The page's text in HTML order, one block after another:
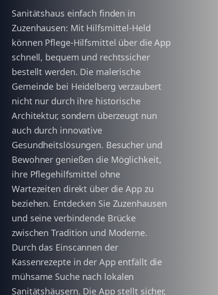
Sanitätshaus einfach finden in
Zuzenhausen: Mit Hilfsmittel-Held
können Pflege-Hilfsmittel über die App
schnell, bequem und rechtssicher
bestellt werden. Die malerische
Gemeinde bei Heidelberg verzaubert
nicht nur durch ihre historische
Architektur, sondern überzeugt nun
auch durch innovative
Gesundheitslösungen. Besucher und
Bewohner genießen die Möglichkeit,
ihre Pflegehilfsmittel ohne
Wartezeiten direkt über die App zu
beziehen. Entdecken Sie Zuzenhausen
und seine verbindende Brücke
zwischen Tradition und Moderne.
Durch das Einscannen der
Kassenrezepte in der App entfällt die
mühsame Suche nach lokalen
Sanitätshäusern. Die App stellt sicher,